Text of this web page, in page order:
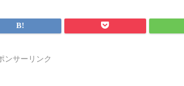
ンサーリンク